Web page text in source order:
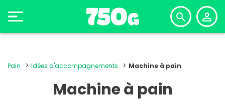
Pain Idées d'accompagnements Machine à pain
Machine à pain